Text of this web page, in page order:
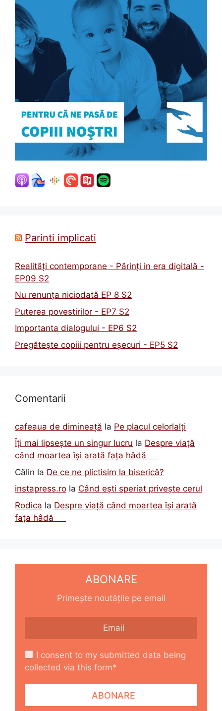
Parinti implicati
Realități contemporane - Părinți in era digitală -
EP09 S2
Nu renunța niciodată EP 8 S2
Puterea povestirilor - EP7 S2
Importanta dialogului - EP6 S2
Pregătește copiii pentru eșecuri - EP5 S2
Comentarii
cafeaua de dimineață la Pe placul celorlalți
Îți mai lipsește un singur lucru la Despre viață
când moartea își arată fața hâdă
Călin la De ce ne plictisim la biserică?
instapress.ro la Când ești speriat privește cerul
Rodica la Despre viață când moartea își arată
fața hâdă
ABONARE
Primește noutățile pe email
I consent to my submitted data being
collected via this form*